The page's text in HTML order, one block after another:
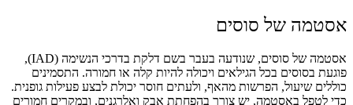
אסטמה של סוסים
אסטמה של סוסים, שנודעה בעבר בשם דלקת בדרכי הנשימה (IAD),
פוגעת בסוסים בכל הגילאים ויכולה להיות קלה או חמורה. התסמינים
כוללים שיעול, הפרשות מהאף, ולעתים חוסר יכולת לבצע פעילות גופנית.
כדי לטפל באסטמה, יש צורך בהפחתת אבק ואלרגנים, ובמקרים חמורים